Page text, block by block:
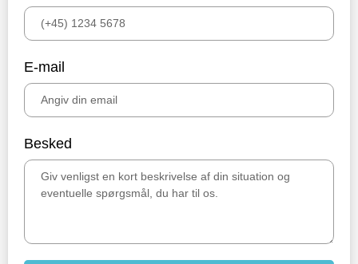
E-mail
Besked